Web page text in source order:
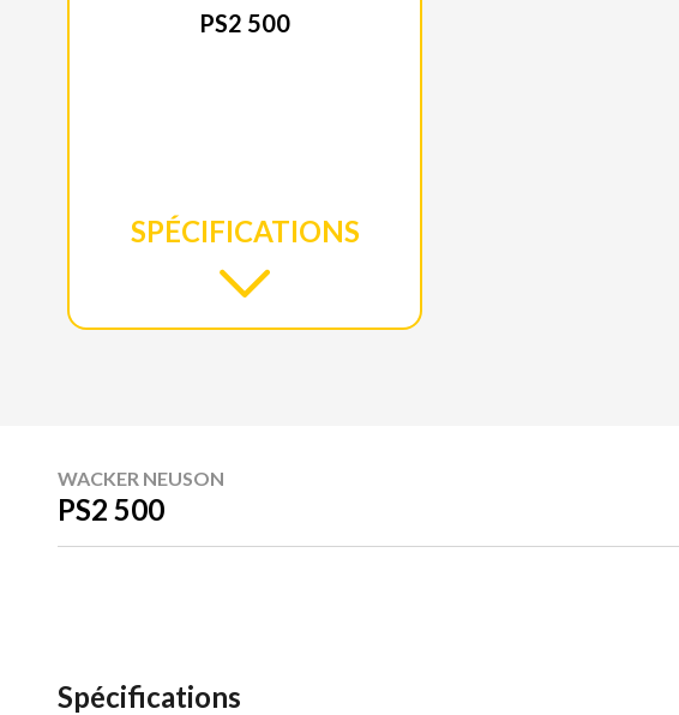
PS2 500
SPÉCIFICATIONS
WACKER NEUSON
PS2 500
Spécifications